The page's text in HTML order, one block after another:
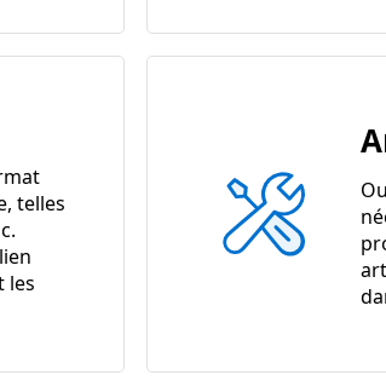
telles
les